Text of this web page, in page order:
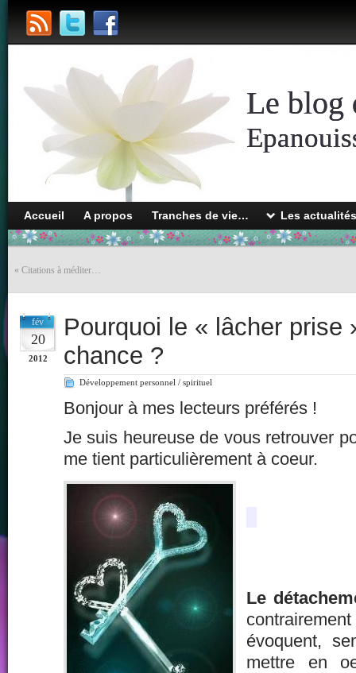
Le blog
Accueil A propos Tranches de vie… Les
« Citations à méditer…
fév
20
2012
Pourquoi le « lâcher prise
chance ?
Développement personnel / spirituel
Bonjour à mes lecteurs préférés !
Je suis heureuse de vous retrouver
me tient particulièrement à coeur.
Le
évoquent,
mettre en